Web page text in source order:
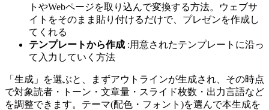
トやWebページを取り込んで変換する方法。ウェブサ
イトをそのまま貼り付けるだけで、プレゼンを作成し
てくれる
テンプレートから作成 :用意されたテンプレートに沿っ
て入力していく方法
「生成」を選ぶと、まずアウトラインが生成され、その時点
で対象読者・トーン・文章量・スライド枚数・出力言語など
を調整できます。テーマ(配色・フォント)を選んで本生成を